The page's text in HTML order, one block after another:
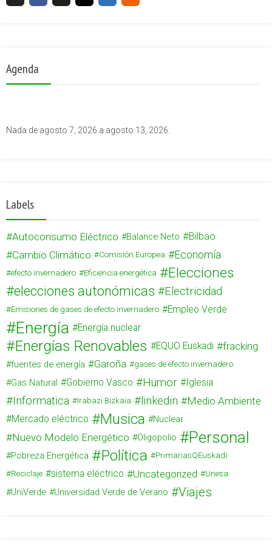
Agenda
Nada de agosto 7, 2026 a agosto 13, 2026.
Labels
Autoconsumo Eléctrico Balance Neto Bilbao
Cambio Climático Comisión Europea Economía
efecto invernadero Eficiencia energética Elecciones
elecciones autonómicas Electricidad
Emisiones de gases de efecto invernadero Empleo Verde
Energía Energía nuclear
Energías Renovables EQUO Euskadi fracking
fuentes de energía Garoña gases de efecto invernadero
Gas Natural Gobierno Vasco Humor Iglesia
Informatica Irabazi Bizkaia linkedin Medio Ambiente
Mercado eléctrico Musica Nuclear
Nuevo Modelo Energético Oligopolio Personal
Pobreza Energética Política
PrimariasQEuskadi
Reciclaje
sistema eléctrico Uncategorized Unesa
UniVerde Universidad Verde de Verano Viajes